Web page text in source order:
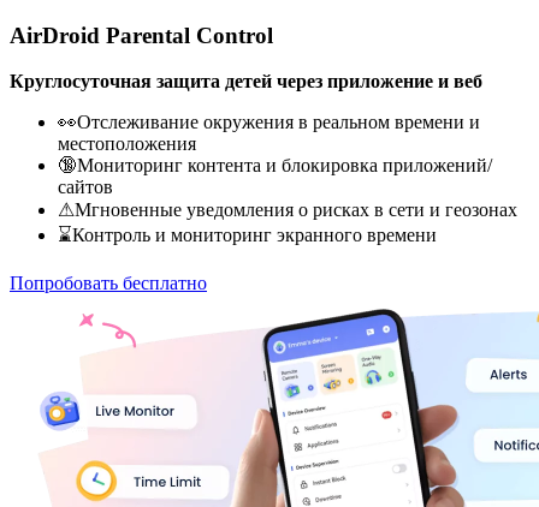
AirDroid Parental Control
Круглосуточная защита детей через приложение и веб
👀Отслеживание окружения в реальном времени и
местоположения
🔞Мониторинг контента и блокировка приложений/
сайтов
⚠Мгновенные уведомления о рисках в сети и геозонах
⌛Контроль и мониторинг экранного времени
Попробовать бесплатно